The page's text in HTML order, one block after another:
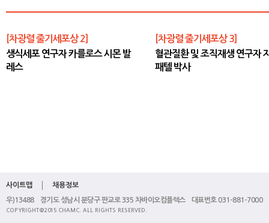
[차광렬 줄기세포상 2]
생식세포 연구자 카를로스 시몬 발
레스
[차광렬 줄기세포상 3]
혈관질환 및 조직재생 연구자
패텔 박사
사이트맵 채용정보
우)13488 경기도 성남시 분당구 판교로 335 차바이오컴플렉스 대표번호 031-881-7000
COPYRIGHT@2015 CHAMC. ALL RIGHTS RESERVED.